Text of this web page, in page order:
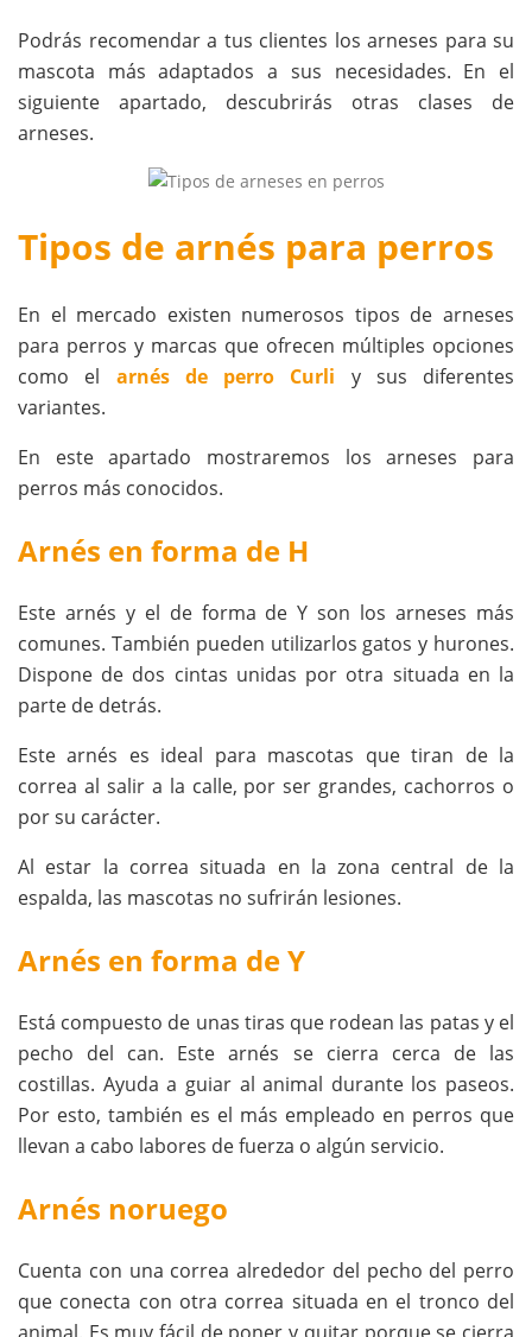
Podrás recomendar a tus clientes los arneses para su
mascota más adaptados a sus necesidades. En el
siguiente apartado, descubrirás otras clases de
arneses.
Tipos de arnés para perros
En el mercado existen numerosos tipos de arneses
para perros y marcas que ofrecen múltiples opciones
como el arnés de perro Curli y sus diferentes
variantes.
En este apartado mostraremos los arneses para
perros más conocidos.
Arnés en forma de H
Este arnés y el de forma de Y son los arneses más
comunes. También pueden utilizarlos gatos y hurones.
Dispone de dos cintas unidas por otra situada en la
parte de detrás.
Este arnés es ideal para mascotas que tiran de la
correa al salir a la calle, por ser grandes, cachorros o
por su carácter.
Al estar la correa situada en la zona central de la
espalda, las mascotas no sufrirán lesiones.
Arnés en forma de Y
Está compuesto de unas tiras que rodean las patas y el
pecho del can. Este arnés se cierra cerca de las
costillas. Ayuda a guiar al animal durante los paseos.
Por esto, también es el más empleado en perros que
llevan a cabo labores de fuerza o algún servicio.
Arnés noruego
Cuenta con una correa alrededor del pecho del perro
que conecta con otra correa situada en el tronco del